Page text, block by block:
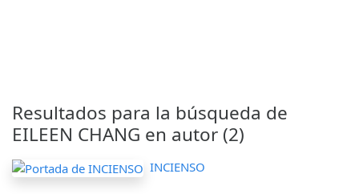
Resultados para la búsqueda de
EILEEN CHANG en autor (2)
INCIENSO